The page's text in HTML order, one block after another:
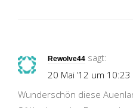
Rewolve44 sagt:
20 Mai ’12 um
Wunderschön diese